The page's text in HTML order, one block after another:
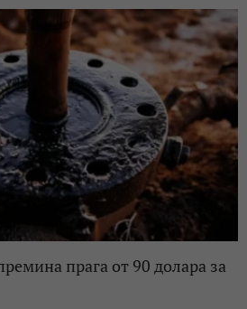
прага от 90 долара за